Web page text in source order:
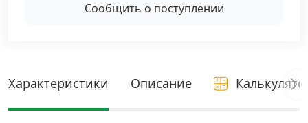
Хомуты и шуруп-шпильки
Сообщить о поступлении
Характеристики Описание